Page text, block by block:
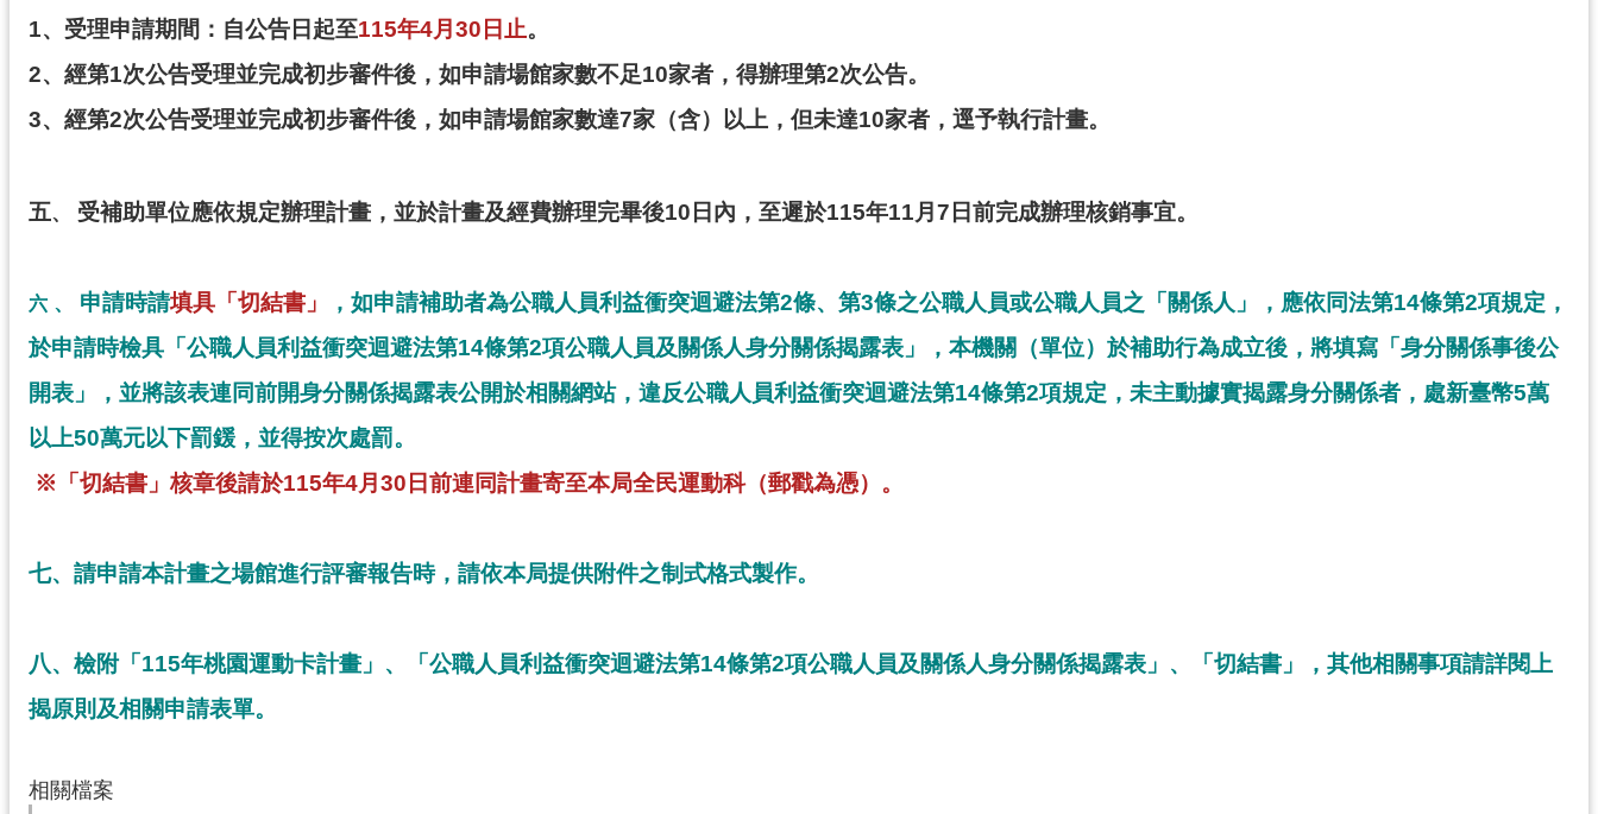
1、受理申請期間：自公告日起至115年4月30日止。
2、經第1次公告受理並完成初步審件後，如申請場館家數不足10家者，得辦理第2次公告。
3、經第2次公告受理並完成初步審件後，如申請場館家數達7家（含）以上，但未達10家者，逕予執行計畫。
五、 受補助單位應依規定辦理計畫，並於計畫及經費辦理完畢後10日內，至遲於115年11月7日前完成辦理核銷事宜。
六 、 申請時請填具「切結書」
，如申請補助者為公職人員利益衝突迴避法第2條、第3條之公職人員或公職人員之「關係人」，應依同法第14條第2項規定，
於申請時檢具「公職人員利益衝突迴避法第14條第2項公職人員及關係人身分關係揭露表」，本機關（單位）於補助行為成立後，將填寫「身分關係事後公
開表」，並將該表連同前開身分關係揭露表公開於相關網站，違反公職人員利益衝突迴避法第14條第2項規定，未主動據實揭露身分關係者，處新臺幣5萬
以上50萬元以下罰鍰，並得按次處罰。
※「切結書」核章後請於115年4月30日前連同計畫寄至本局全民運動科（郵戳為憑）。
七、請申請本計畫之場館進行評審報告時，請依本局提供附件之制式格式製作。
八、檢附「115年桃園運動卡計畫」、「公職人員利益衝突迴避法第14條第2項公職人員及關係人身分關係揭露表」、「切結書」，其他相關事項請詳閱上
揭原則及相關申請表單。
相關檔案